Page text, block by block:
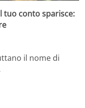
tuo conto sparisce:
il nome di